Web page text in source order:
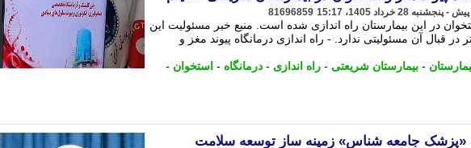
81696859
در این بیمارستان راه اندازی شده است. منبع خبر مسئولیت این
در قبال آن مسئولیتی ندارد. - راه اندازی درمانگاه پیوند مغز و
- بیمارستان شریعتی - راه اندازی - درمانگاه - استخوان -
«پزشک جامعه شناس» زمینه ساز توسعه سلامت